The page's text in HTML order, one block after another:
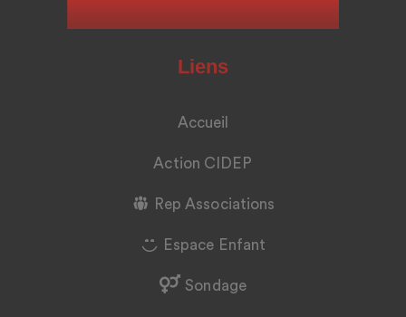
Liens
Accueil
Action CIDEP
Rep Associations
Espace Enfant
Sondage